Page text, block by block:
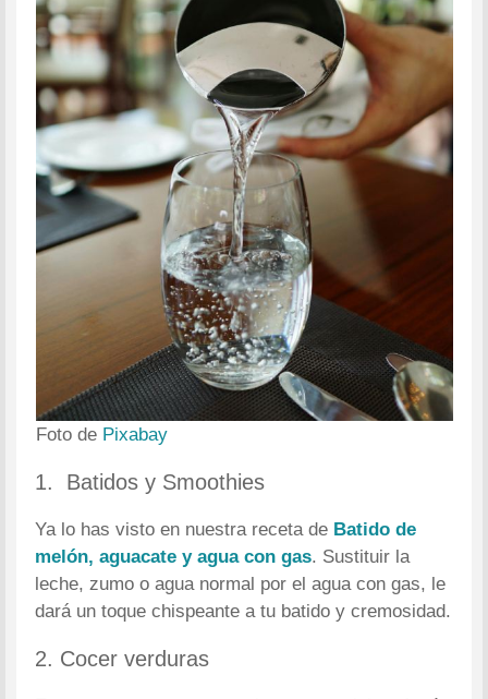
Foto de Pixabay
1. Batidos y Smoothies
Ya lo has visto en nuestra receta de Batido de
melón, aguacate y agua con gas. Sustituir la
leche, zumo o agua normal por el agua con gas, le
dará un toque chispeante a tu batido y cremosidad.
2. Cocer verduras